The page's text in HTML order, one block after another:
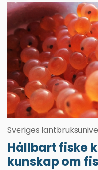
Sveriges
Hållbart fiske
kunskap om